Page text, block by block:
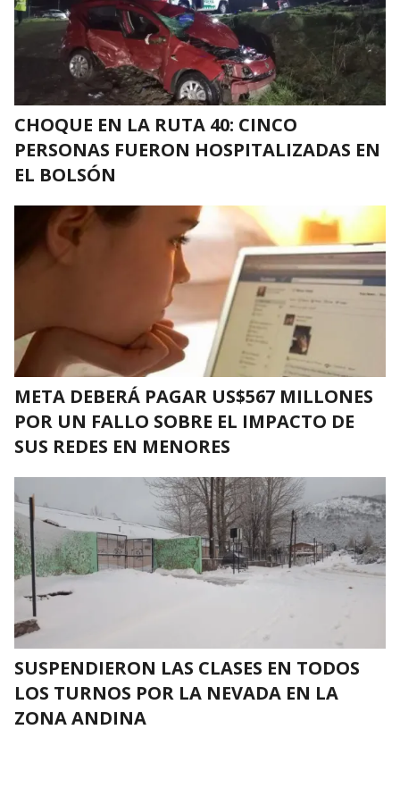
CHOQUE EN LA RUTA 40: CINCO
PERSONAS FUERON HOSPITALIZADAS EN
EL BOLSÓN
META DEBERÁ PAGAR US$567 MILLONES
POR UN FALLO SOBRE EL IMPACTO DE
SUS REDES EN MENORES
SUSPENDIERON LAS CLASES EN TODOS
LOS TURNOS POR LA NEVADA EN LA
ZONA ANDINA